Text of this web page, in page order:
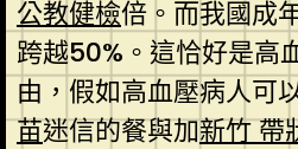
公教健檢倍。而我國成
跨越50%。這恰好是高
由，假如高血壓病人可
苗迷信的餐與加新竹 帶